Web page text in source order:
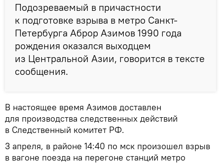
Подозреваемый в причастности
к подготовке взрыва в метро Санкт-
Петербурга Аброр Азимов 1990 года
рождения оказался выходцем
из Центральной Азии, говорится в тексте
сообщения.
В настоящее время Азимов доставлен
для производства следственных действий
в Следственный комитет РФ.
3 апреля, в районе 14:40 по мск произошел взрыв
в вагоне поезда на перегоне станций метро